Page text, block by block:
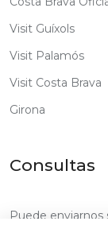
Visit Guíxols
Visit Palamós
Visit Costa Brava
Girona
Consultas
Puede